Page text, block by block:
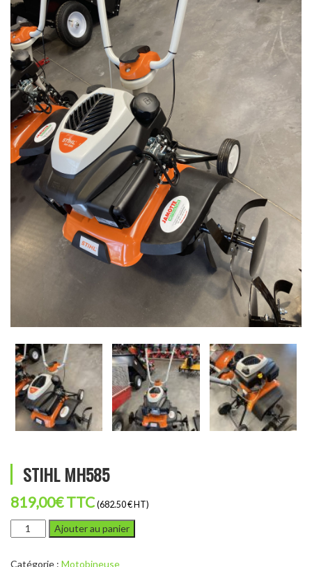
STIHL MH585
819,00€TTC (682.50 € HT)
quantité
de
Ajouter au panier
Catégorie : Motobineuse